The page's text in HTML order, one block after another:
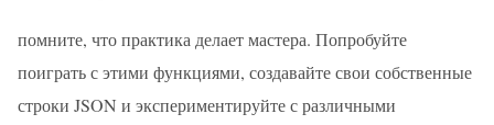
помните, что практика делает мастера. Попробуйте
поиграть с этими функциями, создавайте свои собственные
строки JSON и экспериментируйте с различными